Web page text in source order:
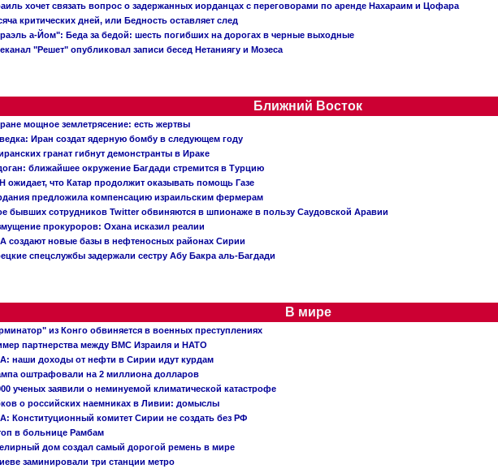
хочет связать вопрос о задержанных иорданцах с переговорами по аренде Нахараим и Цофара
критических дней, или Бедность оставляет след
а-Йом": Беда за бедой: шесть погибших на дорогах в черные выходные
"Решет" опубликовал записи бесед Нетаниягу и Мозеса
Ближний Восток
мощное землетрясение: есть жертвы
Иран создат ядерную бомбу в следующем году
гранат гибнут демонстранты в Ираке
ближайшее окружение Багдади стремится в Турцию
ожидает, что Катар продолжит оказывать помощь Газе
предложила компенсацию израильским фермерам
бывших сотрудников Twitter обвиняются в шпионаже в пользу Саудовской Аравии
прокуроров: Охана исказил реалии
создают новые базы в нефтеносных районах Сирии
спецслужбы задержали сестру Абу Бакра аль-Багдади
В мире
из Конго обвиняется в военных преступлениях
партнерства между ВМС Израиля и НАТО
наши доходы от нефти в Сирии идут курдам
оштрафовали на 2 миллиона долларов
ученых заявили о неминуемой климатической катастрофе
о российских наемниках в Ливии: домыслы
Конституционный комитет Сирии не создать без РФ
в больнице Рамбам
дом создал самый дорогой ремень в мире
заминировали три станции метро